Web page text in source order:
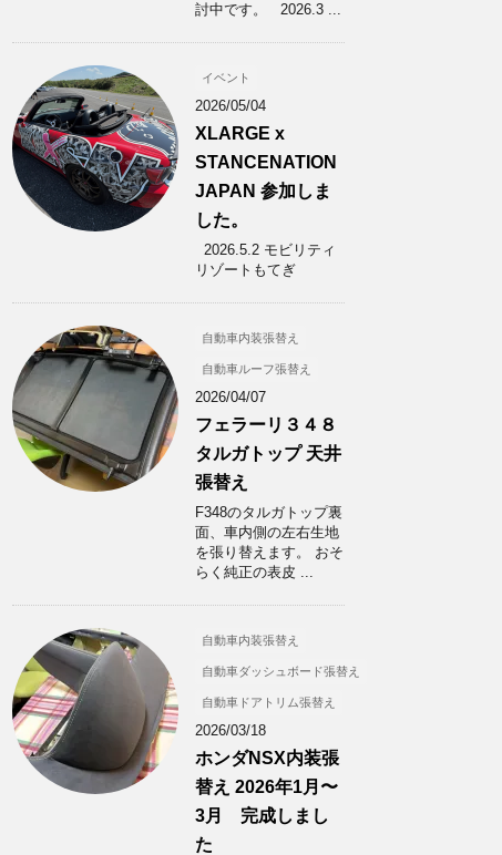
討中です。 2026.3 ...
イベント
2026/05/04
XLARGE x
STANCENATION
JAPAN 参加しま
した。
2026.5.2 モビリティ
リゾートもてぎ
自動車内装張替え
自動車ルーフ張替え
2026/04/07
フェラーリ３４８
タルガトップ 天井
張替え
F348のタルガトップ裏
面、車内側の左右生地
を張り替えます。 おそ
らく純正の表皮 ...
自動車内装張替え
自動車ダッシュボード張替え
自動車ドアトリム張替え
2026/03/18
ホンダNSX内装張
替え 2026年1月〜
3月 完成しまし
た